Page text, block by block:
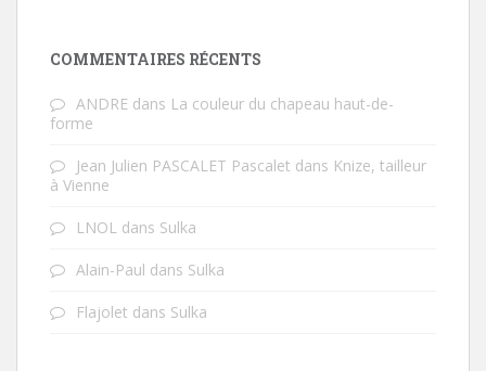
COMMENTAIRES RÉCENTS
ANDRE dans La couleur du chapeau haut-de-
forme
Jean Julien PASCALET Pascalet dans Knize, tailleur
à Vienne
LNOL dans Sulka
Alain-Paul dans Sulka
Flajolet dans Sulka